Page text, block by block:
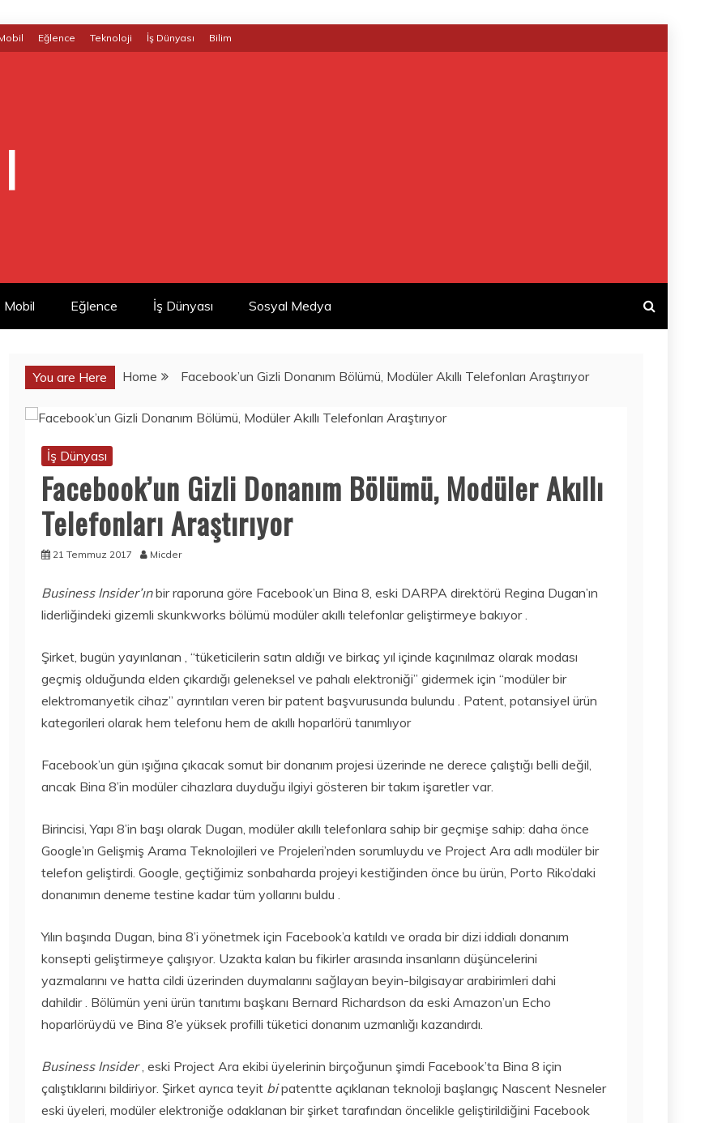
Eğlence Teknoloji İş Dünyası Bilim
Mobil Eğlence İş Dünyası Sosyal Medya
You are Here Home Facebook’un Gizli Donanım Bölümü, Modüler Akıllı Telefonları Araştırıyor
İş Dünyası
Facebook’un Gizli Donanım Bölümü, Modüler Akıllı
Telefonları Araştırıyor
21 Temmuz 2017 Micder
Business Insider’ınbir raporuna göre Facebook’un Bina 8, eski DARPA direktörü Regina Dugan’ın
liderliğindeki gizemli skunkworks bölümü modüler akıllı telefonlar geliştirmeye bakıyor .
Şirket, bugün yayınlanan , “tüketicilerin satın aldığı ve birkaç yıl içinde kaçınılmaz olarak modası
geçmiş olduğunda elden çıkardığı geleneksel ve pahalı elektroniği” gidermek için “modüler bir
elektromanyetik cihaz” ayrıntıları veren bir patent başvurusunda bulundu . Patent, potansiyel ürün
kategorileri olarak hem telefonu hem de akıllı hoparlörü tanımlıyor
Facebook’un gün ışığına çıkacak somut bir donanım projesi üzerinde ne derece çalıştığı belli değil,
ancak Bina 8’in modüler cihazlara duyduğu ilgiyi gösteren bir takım işaretler var.
Birincisi, Yapı 8’in başı olarak Dugan, modüler akıllı telefonlara sahip bir geçmişe sahip: daha önce
Google’ın Gelişmiş Arama Teknolojileri ve Projeleri’nden sorumluydu ve Project Ara adlı modüler bir
telefon geliştirdi. Google, geçtiğimiz sonbaharda projeyi kestiğinden önce bu ürün, Porto Riko’daki
donanımın deneme testine kadar tüm yollarını buldu .
Yılın başında Dugan, bina 8’i yönetmek için Facebook’a katıldı ve orada bir dizi iddialı donanım
konsepti geliştirmeye çalışıyor. Uzakta kalan bu fikirler arasında insanların düşüncelerini
yazmalarını ve hatta cildi üzerinden duymalarını sağlayan beyin-bilgisayar arabirimleri dahi
dahildir . Bölümün yeni ürün tanıtımı başkanı Bernard Richardson da eski Amazon’un Echo
hoparlörüydü ve Bina 8’e yüksek profilli tüketici donanım uzmanlığı kazandırdı.
Business Insider, eski Project Ara ekibi üyelerinin birçoğunun şimdi Facebook’ta Bina 8 için
çalıştıklarını bildiriyor. Şirket ayrıca teyit bipatentte açıklanan teknoloji başlangıç Nascent Nesneler
eski üyeleri, modüler elektroniğe odaklanan bir şirket tarafından öncelikle geliştirildiğini Facebook
Haber
SORBE
IÇECEKLERI
NERELERDEN
SATIN ALINIR?
3 Ağustos 2026
IÇECEKLERI
NERELERDEN
SATIN ALINIR?
3 Ağustos 2026
Haber
Mobil
KOLEKSIYONERL
ONEPLUS ILK 10
ONEPLUS
NORD’U HEDIYE
EDECEK!
15 Temmuz
2020
Mobil
BU KEZ
GALAXY NOTE
20 ULTRA DEĞIL,
GALAXY NOTE
20
GÖRÜNTÜLENDI!
İŞTE 2020’NIN
ANS AÇISINDAN
EN IYI TABLET
MODELLERI! ÇOK
DAHA UCUZA…
250 TL ALTI
AKILLI SAATLER
TORCHLIGHT II
ÜCRETSIZ OLDU
STUDIOS NEW
WORLDS
ERTELEDI
15 Temmuz